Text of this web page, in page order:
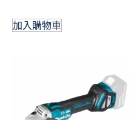
加入購物車